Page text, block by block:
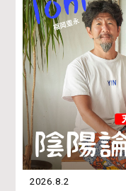
2026.8.2